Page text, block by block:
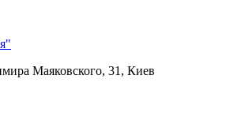
Маяковского, 31, Киев